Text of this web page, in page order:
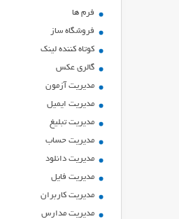
فرم ها
فروشگاه ساز
کوتاه کننده لینک
گالری عکس
مدیریت آزمون
مدیریت ایمیل
مدیریت تبلیغ
مدیریت حساب
مدیریت دانلود
مدیریت فایل
مدیریت کاربران
مدیریت مدارس